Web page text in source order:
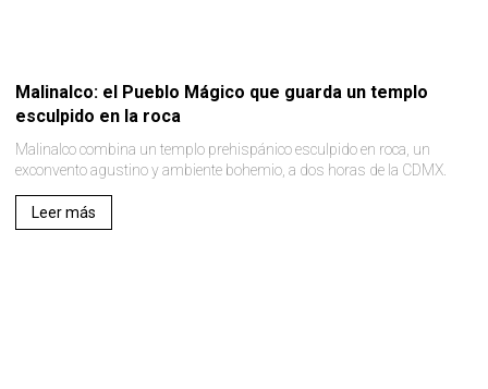
Malinalco: el Pueblo Mágico que guarda un templo
esculpido en la roca
Malinalco combina un templo prehispánico esculpido en roca, un
exconvento agustino y ambiente bohemio, a dos horas de la CDMX.
Leer más